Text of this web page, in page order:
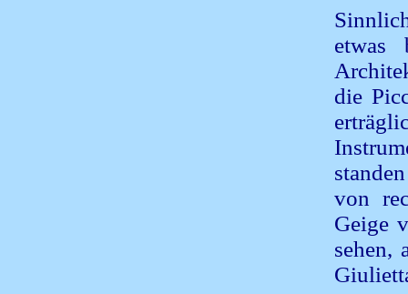
etwas
die
von
Geige
sehen,